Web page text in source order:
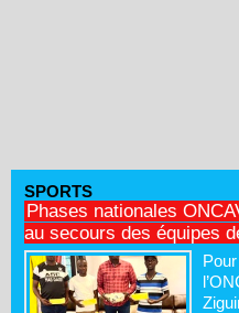
SPORTS
Phases nationales
au secours des équipes